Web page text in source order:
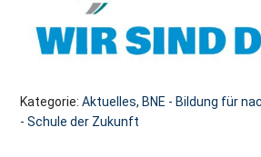
Kategorie:Aktuelles, BNE - Bildung für
- Schule der Zukunft